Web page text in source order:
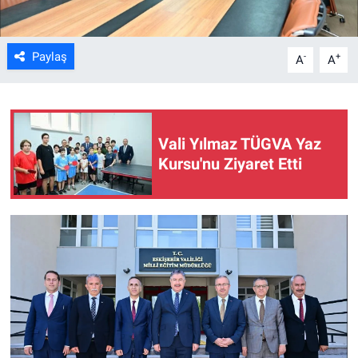
Paylaş A- A+
Vali Yılmaz TÜGVA Yaz
Kursu'nu Ziyaret Etti